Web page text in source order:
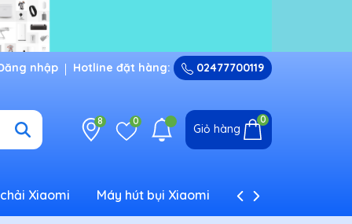
nhập Hotline đặt hàng: 02477700119
8 0
Giỏ hàng
0
Xiaomi Máy hút bụi Xiaomi Máy tạo ẩm Xiaomi